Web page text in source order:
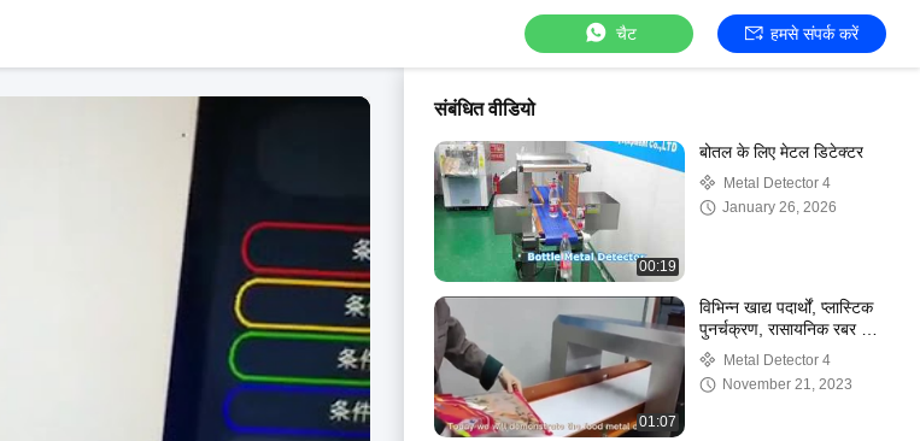
चैट हमसे संपर्क करें
संबंधित वीडियो
00:19
बोतल के लिए मेटल डिटेक्टर
Metal Detector 4
January 26, 2026
01:07
विभिन्न खाद्य पदार्थों, प्लास्टिक
पुनर्चक्रण, रासायनिक रबर और
चिकित्सा दवाओं के लिए धातु
डिटेक्टर
Metal Detector 4
November 21, 2023